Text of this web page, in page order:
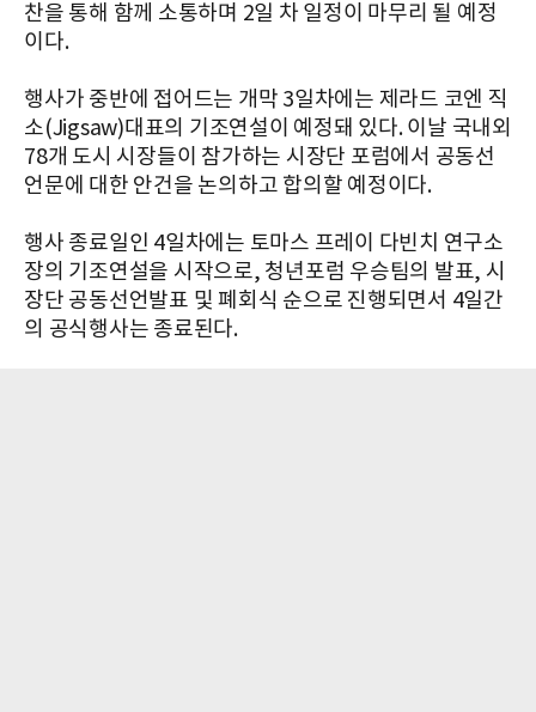
찬을 통해 함께 소통하며 2일 차 일정이 마무리 될 예정
이다.
행사가 중반에 접어드는 개막 3일차에는 제라드 코엔 직
소(Jigsaw)대표의 기조연설이 예정돼 있다. 이날 국내외
78개 도시 시장들이 참가하는 시장단 포럼에서 공동선
언문에 대한 안건을 논의하고 합의할 예정이다.
행사 종료일인 4일차에는 토마스 프레이 다빈치 연구소
장의 기조연설을 시작으로, 청년포럼 우승팀의 발표, 시
장단 공동선언발표 및 폐회식 순으로 진행되면서 4일간
의 공식행사는 종료된다.